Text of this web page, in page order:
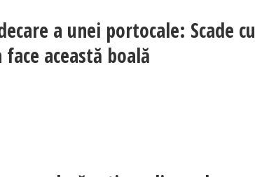
a unei portocale: Scade cu
această boală